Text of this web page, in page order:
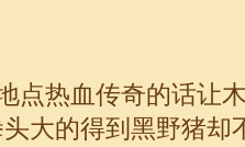
点热血传奇的话让
大的得到黑野猪却